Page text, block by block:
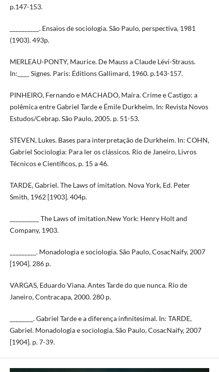
p.147-153.
__________. Ensaios de sociologia. São Paulo, perspectiva, 1981
(1903). 493p.
MERLEAU-PONTY, Maurice. De Mauss a Claude Lévi-Strauss.
In:____ Signes. Paris: Éditions Gallimard, 1960. p.143-157.
PINHEIRO, Fernando e MACHADO, Maíra. Crime e Castigo: a
polêmica entre Gabriel Tarde e Émile Durkheim. In: Revista Novos
Estudos/Cebrap. São Paulo, 2005. p. 51-53.
STEVEN, Lukes. Bases para interpretação de Durkheim. In: COHN,
Gabriel Sociologia: Para ler os clássicos. Rio de Janeiro, Livros
Técnicos e Científicos, p. 15 a 46.
TARDE, Gabriel. The Laws of imitation. Nova York, Ed. Peter
Smith, 1962 [1903]. 404p.
__________ The Laws of imitation.New York: Henry Holt and
Company, 1903.
_________. Monadologia e sociologia. São Paulo, CosacNaify, 2007
[1904]. 286 p.
VARGAS, Eduardo Viana. Antes Tarde do que nunca. Rio de
Janeiro, Contracapa, 2000. 280 p.
________. Gabriel Tarde e a diferença infinitesimal. In: TARDE,
Gabriel. Monadologia e sociologia. São Paulo, CosacNaify, 2007
[1904]. p. 7-39.